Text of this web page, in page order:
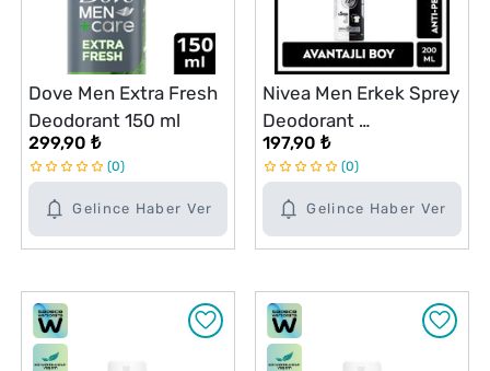
Gelince Haber Ver
Dove Men Extra Fresh
Deodorant 150 ml
299,90 ₺
0
Gelince Haber Ver
Nivea Men Erkek Sprey
Deodorant
Black&White Invisible
Original 48 Saat Anti-
perspirant Koruma 200
ml
197,90 ₺
0